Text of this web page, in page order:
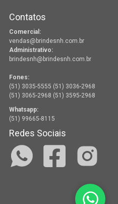
Contatos
Comercial:
vendas@brindesnh.com.br
Administrativo:
brindesnh@brindesnh.com.br
Fones:
(51) 3035-5555 (51) 3036-2968
(51) 3065-2968 (51) 3595-2968
Whatsapp:
(51) 99665-8115
Redes Sociais